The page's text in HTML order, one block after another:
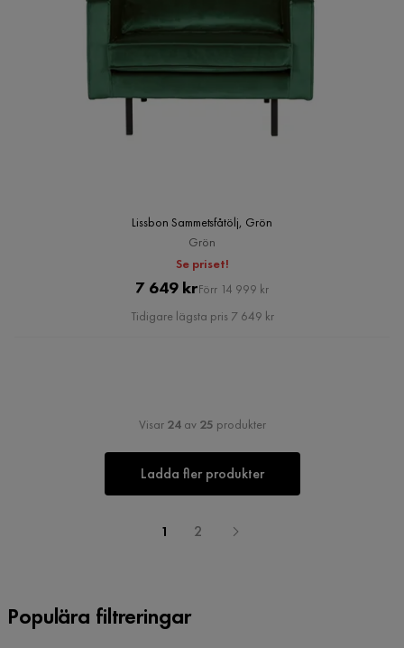
Lissbon Sammetsfåtölj, Grön
Grön
Se priset!
Pris
7 649 krOriginal
Pris
Förr 14 999 kr
Tidigare lägsta pris 7 649 kr
Visar 24av 25 produkter
Ladda fler produkter
1 2
Populära filtreringar